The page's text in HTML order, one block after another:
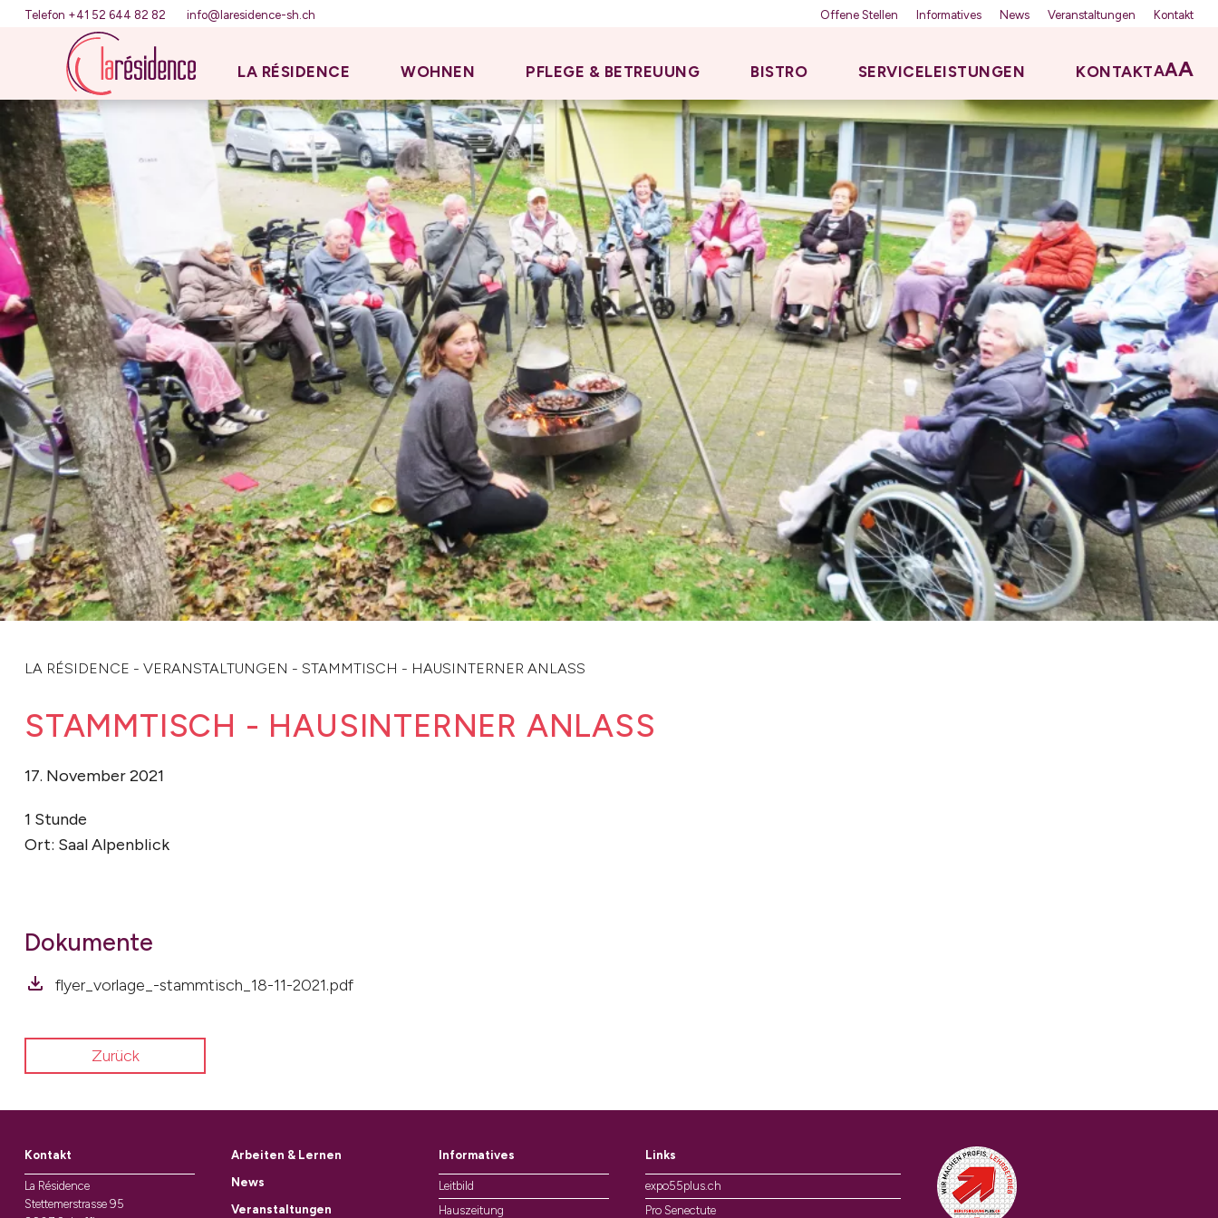
Telefon +41 52 644 82 82 info@laresidence-sh.ch Offene Stellen Informatives News Veranstaltungen Kontakt
LA RÉSIDENCE WOHNEN PFLEGE & BETREUUNG BISTRO SERVICELEISTUNGEN KONTAKTAAA
LA RÉSIDENCE - VERANSTALTUNGEN - STAMMTISCH - HAUSINTERNER ANLASS
STAMMTISCH - HAUSINTERNER ANLASS
17. November 2021
1 Stunde
Ort: Saal Alpenblick
Dokumente
flyer_vorlage_-stammtisch_18-11-2021.pdf
Zurück
Kontakt
La Résidence
Stettemerstrasse 95
Arbeiten & Lernen
News
Veranstaltungen
Informatives
Leitbild
Hauszeitung
Links
expo55plus.ch
Pro Senectute
Auszeichnungen